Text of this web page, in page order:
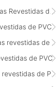
Várias indústrias Luvas Revestidas de PVC
de PVC
Vários tamanhos luvas revestidas de PVC
de PVC
Várias algemas luvas revestidas de PVC